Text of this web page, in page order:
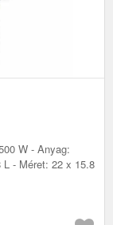
W - Anyag:
- Méret: 22 x 15.8